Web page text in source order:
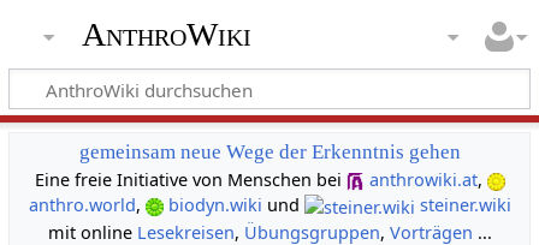
AnthroWiki
gemeinsam neue Wege der Erkenntnis gehen
Eine freie Initiative von Menschen bei
anthrowiki.at,
anthro.world, biodyn.wiki und
steiner.wiki
mit online Lesekreisen, Übungsgruppen, Vorträgen ...